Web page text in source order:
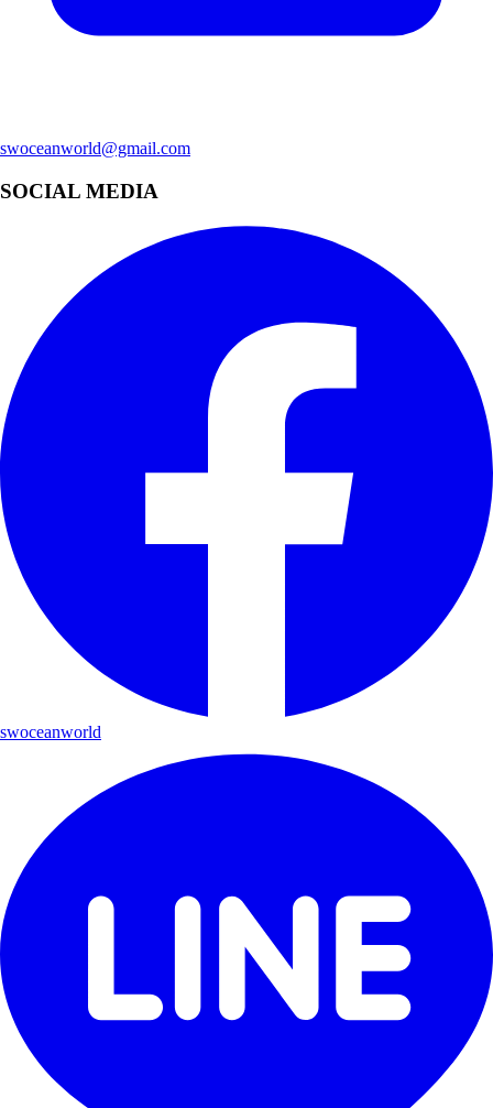
swoceanworld@gmail.com
SOCIAL MEDIA
swoceanworld